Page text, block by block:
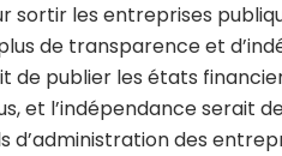
sortir les entreprises
de transparence et
de publier les états
et l’indépendance serait
d’administration des